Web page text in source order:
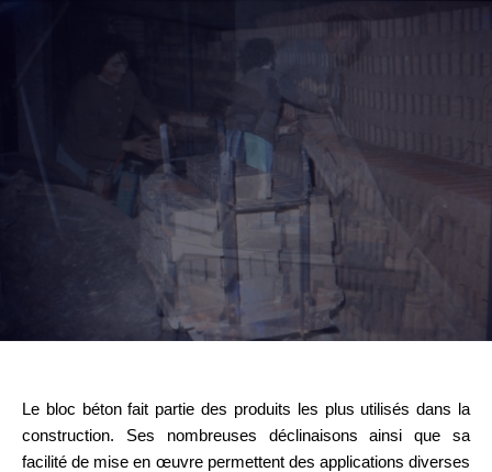
Le bloc béton fait partie des produits les plus utilisés dans la
construction. Ses nombreuses déclinaisons ainsi que sa
facilité de mise en œuvre permettent des applications diverses